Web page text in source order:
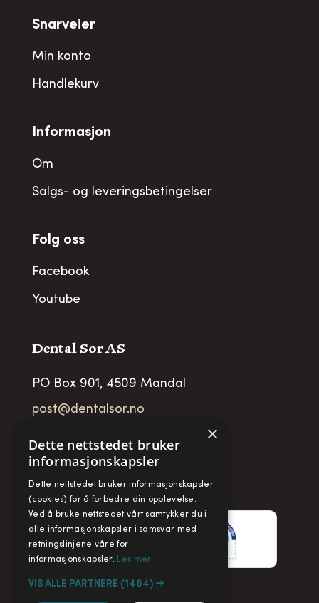
Snarveier
Min konto
Handlekurv
Informasjon
Om
Salgs- og leveringsbetingelser
Folg oss
Facebook
Youtube
Dental Sor AS
PO Box 901, 4509 Mandal
post@dentalsor.no
Telefon: +47 38 27 88 88
Fax: + 47 38 27 88 89
×
Dette nettstedet bruker
informasjonskapsler
Dette nettstedet bruker informasjonskapsler
(cookies) for å forbedre din opplevelse.
Ved å bruke nettstedet vårt samtykker du i
alle informasjonskapsler i samsvar med
retningslinjene våre for
informasjonskapsler. Les mer
VIS ALLE PARTNERE (1464) →